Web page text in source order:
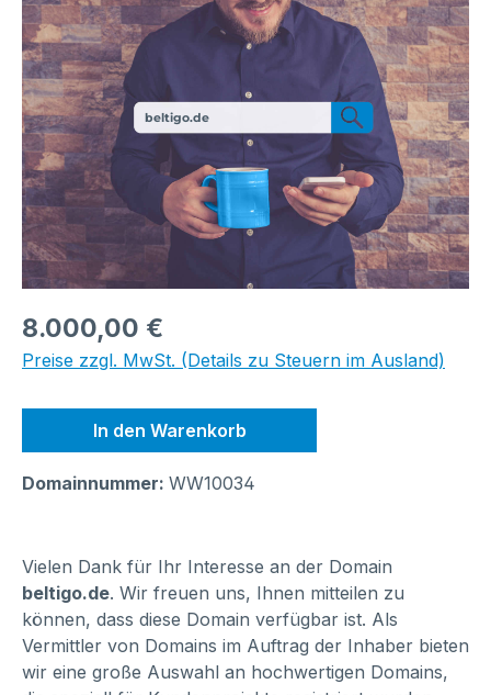
beltigo.de
Regulärer Preis:
8.000,00 €
Preise zzgl. MwSt. (Details zu Steuern im Ausland)
In den Warenkorb
Domainnummer: WW10034
Vielen Dank für Ihr Interesse an der Domain
beltigo.de. Wir freuen uns, Ihnen mitteilen zu
können, dass diese Domain verfügbar ist. Als
Vermittler von Domains im Auftrag der Inhaber bieten
wir eine große Auswahl an hochwertigen Domains,